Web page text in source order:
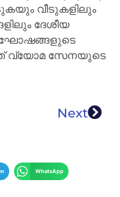
വീടുകളിലും
ദേശീയ
വ്യോമ സേനയുടെ
Next
WhatsApp